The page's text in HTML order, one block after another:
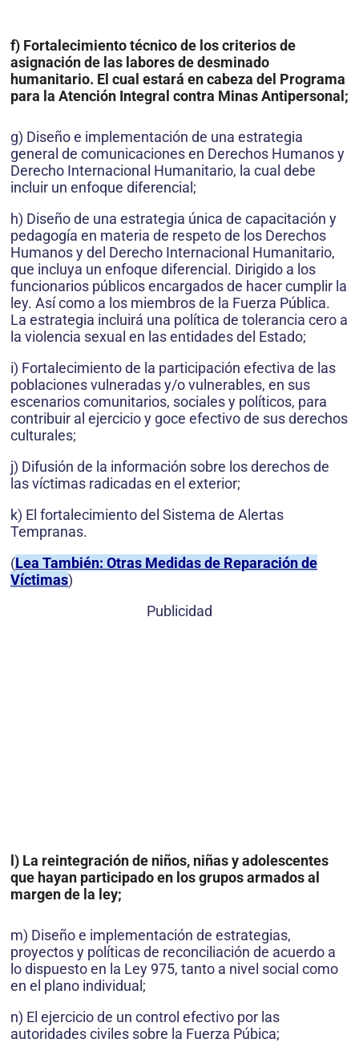
f) Fortalecimiento técnico de los criterios de
asignación de las labores de desminado
humanitario. El cual estará en cabeza del Programa
para la Atención Integral contra Minas Antipersonal;
g) Diseño e implementación de una estrategia
general de comunicaciones en Derechos Humanos y
Derecho Internacional Humanitario, la cual debe
incluir un enfoque diferencial;
h) Diseño de una estrategia única de capacitación y
pedagogía en materia de respeto de los Derechos
Humanos y del Derecho Internacional Humanitario,
que incluya un enfoque diferencial. Dirigido a los
funcionarios públicos encargados de hacer cumplir la
ley. Así como a los miembros de la Fuerza Pública.
La estrategia incluirá una política de tolerancia cero a
la violencia sexual en las entidades del Estado;
i) Fortalecimiento de la participación efectiva de las
poblaciones vulneradas y/o vulnerables, en sus
escenarios comunitarios, sociales y políticos, para
contribuir al ejercicio y goce efectivo de sus derechos
culturales;
j) Difusión de la información sobre los derechos de
las víctimas radicadas en el exterior;
k) El fortalecimiento del Sistema de Alertas
Tempranas.
(Lea También: Otras Medidas de Reparación de
Víctimas)
Publicidad
l) La reintegración de niños, niñas y adolescentes
que hayan participado en los grupos armados al
margen de la ley;
m) Diseño e implementación de estrategias,
proyectos y políticas de reconciliación de acuerdo a
lo dispuesto en la Ley 975, tanto a nivel social como
en el plano individual;
n) El ejercicio de un control efectivo por las
autoridades civiles sobre la Fuerza Púbica;